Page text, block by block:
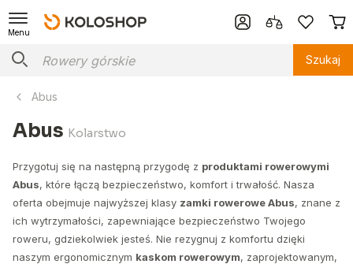
Menu
Szukaj
Abus
Abus Kolarstwo
Przygotuj się na następną przygodę z produktami rowerowymi
Abus, które łączą bezpieczeństwo, komfort i trwałość. Nasza
oferta obejmuje najwyższej klasy zamki rowerowe Abus, znane z
ich wytrzymałości, zapewniające bezpieczeństwo Twojego
roweru, gdziekolwiek jesteś. Nie rezygnuj z komfortu dzięki
naszym ergonomicznym kaskom rowerowym, zaprojektowanym,